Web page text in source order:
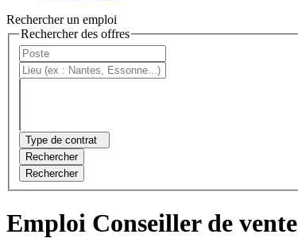
Rechercher un emploi
Rechercher des offres
Type de contrat
Rechercher
Rechercher
Emploi Conseiller de vente